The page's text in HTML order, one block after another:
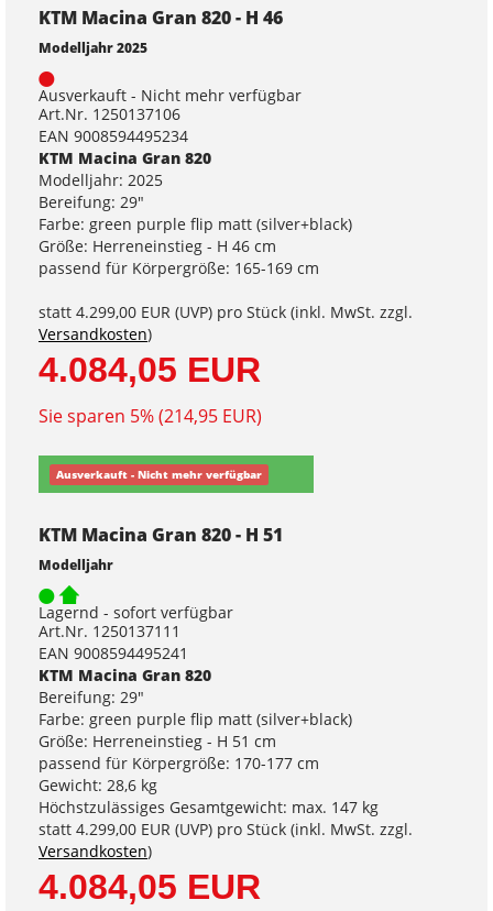
KTM Macina Gran 820 - H 46
Modelljahr 2025
Ausverkauft - Nicht mehr verfügbar
Art.Nr. 1250137106
EAN 9008594495234
KTM Macina Gran 820
Modelljahr: 2025
Bereifung: 29"
Farbe: green purple flip matt (silver+black)
Größe: Herreneinstieg - H 46 cm
passend für Körpergröße: 165-169 cm
statt 4.299,00 EUR (UVP) pro Stück (inkl. MwSt. zzgl.
Versandkosten)
4.084,05 EUR
Sie sparen 5% (214,95 EUR)
Ausverkauft - Nicht mehr verfügbar
KTM Macina Gran 820 - H 51
Modelljahr
Lagernd - sofort verfügbar
Art.Nr. 1250137111
EAN 9008594495241
KTM Macina Gran 820
Bereifung: 29"
Farbe: green purple flip matt (silver+black)
Größe: Herreneinstieg - H 51 cm
passend für Körpergröße: 170-177 cm
Gewicht: 28,6 kg
Höchstzulässiges Gesamtgewicht: max. 147 kg
statt 4.299,00 EUR (UVP) pro Stück (inkl. MwSt. zzgl.
Versandkosten)
4.084,05 EUR